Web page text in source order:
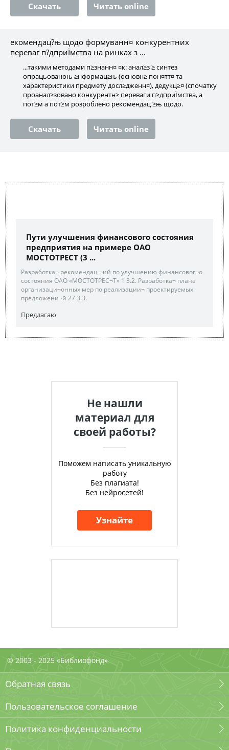
Скачать Читать online
екомендац?њ щодо формуванн¤ конкурентних
переваг п?дприЇмства на ринках з ...
...такими методами п≥знанн¤ ¤к: анал≥з ≥ синтез
опрацьованоњ ≥нформац≥њ (основн≥ пон¤тт¤ та
характеристики предмету досл≥дженн¤), дедукц≥¤ (спочатку
проанал≥зовано конкурентн≥ переваги п≥дприЇмства, а
пот≥м а пот≥м розроблено рекомендац ≥њ щодо.
Скачать Читать online
Пути улучшения финансового состояния
предприятия на примере ОАО
МОСТОТРЕСТ (3 ...
Разработка¬ рекомендац ¬ий по улучшению финансовог¬о
состояния ОАО «МОСТОТРЕС¬Т» 1 3.2. Разработка¬ плана
организаци¬онных мер по реализации¬ проектируемых
предложени¬й 27 3.3.
Предлагаю
Не нашли
материал для
своей работы?
Поможем написать уникальную
работу
Без плагиата!
Без нейросетей!
Узнайте
© 2003 - 2025 «Библиофонд»
Обратная связь
Пользовательское соглашение
Политика конфиденциальности